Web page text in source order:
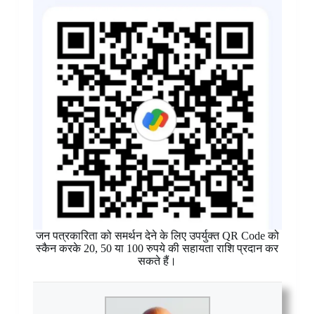
जन पत्रकारिता को समर्थन देने के लिए उपर्युक्त QR Code को
स्कैन करके 20, 50 या 100 रुपये की सहायता राशि प्रदान कर
सकते हैं।